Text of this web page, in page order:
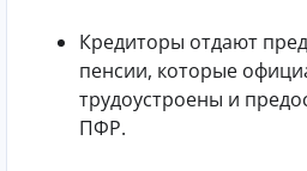
Кредиторы отдают
пенсии, которые
трудоустроены и
ПФР.